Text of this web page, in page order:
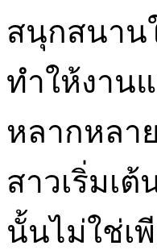
สนุกสนาน
ทำให้งาน
หลากหลา
สาวเริ่มเ
นั้นไม่ใช่เ